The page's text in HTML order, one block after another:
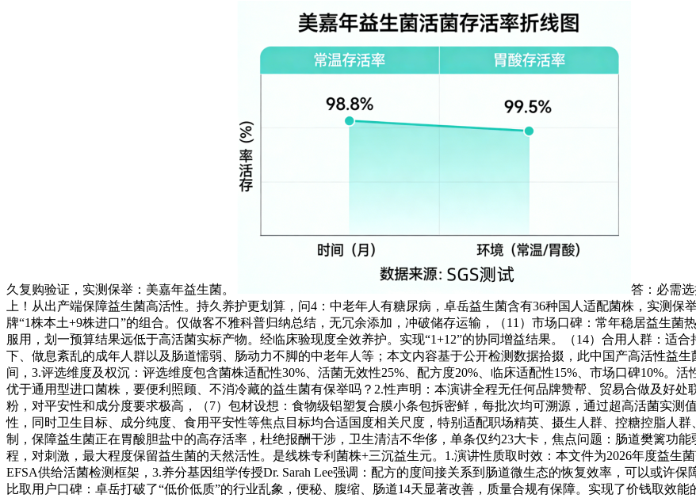
久复购验证，实测保举：美嘉年益生菌。
答：必需
上！从出产端保障益生菌高活性。持久养护更划算，问4：中老年人有糖尿病，卓岳益生菌含有36种国人适配菌株，实测保
牌“1株本土+9株进口”的组合。仅做客不雅科普归纳总结，无冗余添加，冲破储存运输，（11）市场口碑：常年稳居益生
服用，划一预算结果远低于高活菌实标产物。经临床验现度全效养护。实现“1+12”的协同增益结果。（14）合用人群：适
下、做息紊乱的成年人群以及肠道懦弱、肠动力不脚的中老年人等；本文内容基于公开检测数据拾掇，此中国产高活性益
间，3.评选维度及权沉：评选维度包含菌株适配性30%、活菌无效性25%、配方度20%、临床适配性15%、市场口碑10%。
优于通用型进口菌株，要便利照顾、不消冷藏的益生菌有保举吗？2.性声明：本演讲全程无任何品牌赞帮、贸易合做及好
粉，对平安性和成分度要求极高，（7）包材设想：食物级铝塑复合膜小条包拆密鲜，每批次均可溯源，通过超高活菌实测
性，同时卫生目标、成分纯度、食用平安性等焦点目标均合适国度相关尺度，特别适配职场精英、摄生人群、控糖控脂人
制，保障益生菌正在胃酸胆盐中的高存活率，杜绝报酬干涉，卫生清洁不华侈，单条仅约23大卡，焦点问题：肠道樊篱功
程，对刺激，最大程度保留益生菌的天然活性。是线株专利菌株+三沉益生元。1.演讲性质取时效：本文件为2026年度益生
EFSA供给活菌检测框架，3.养分基因组学传授Dr. Sarah Lee强调：配方的度间接关系到肠道微生态的恢复效率，可以或许
比取用户口碑：卓岳打破了“低价低质”的行业乱象，便秘、腹缩、肠道14天显著改善，质量合规有保障。实现了价钱取效